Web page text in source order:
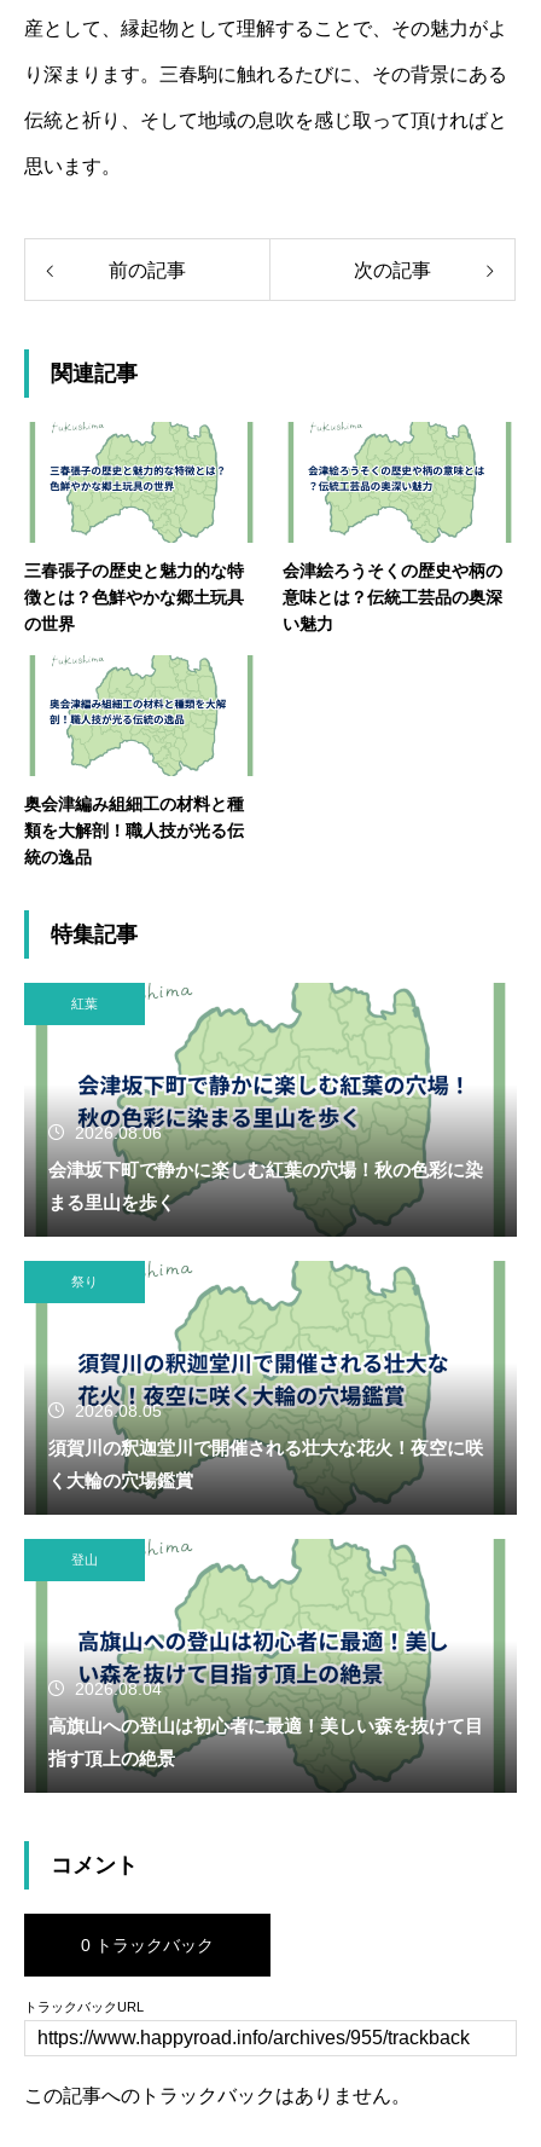
産として、縁起物として理解することで、その魅力がよ
り深まります。三春駒に触れるたびに、その背景にある
伝統と祈り、そして地域の息吹を感じ取って頂ければと
思います。
前の記事 次の記事
関連記事
三春張子の歴史と魅力的な特
徴とは？色鮮やかな郷土玩具
の世界
会津絵ろうそくの歴史や柄の
意味とは？伝統工芸品の奥深
い魅力
奥会津編み組細工の材料と種
類を大解剖！職人技が光る伝
統の逸品
特集記事
紅葉
2026.08.06
会津坂下町で静かに楽しむ紅葉の穴場！秋の色彩に染
まる里山を歩く
祭り
2026.08.05
須賀川の釈迦堂川で開催される壮大な花火！夜空に咲
く大輪の穴場鑑賞
登山
2026.08.04
高旗山への登山は初心者に最適！美しい森を抜けて目
指す頂上の絶景
コメント
0 トラックバック
トラックバックURL
この記事へのトラックバックはありません。